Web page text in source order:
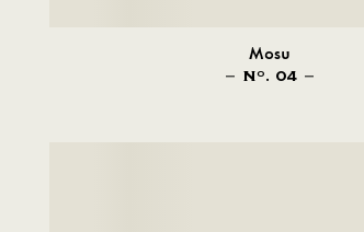
Mosu
NO . 04